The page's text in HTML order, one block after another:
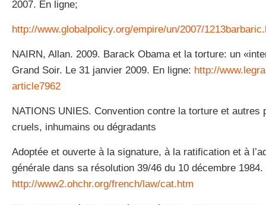
2007. En ligne;
http://www.globalpolicy.org/empire/un/2007/
NAIRN, Allan. 2009. Barack Obama et la torture: un
Grand Soir. Le 31 janvier 2009. En ligne: http://
article7962
NATIONS UNIES. Convention contre la torture et autres
cruels, inhumains ou dégradants
Adoptée et ouverte à la signature, à la ratification et à
générale dans sa résolution 39/46 du 10 décembre 1984.
http://www2.ohchr.org/french/law/cat.htm